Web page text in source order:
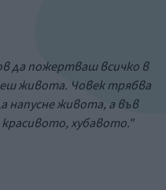
да пожертваш всичко в
живота. Човек трябва
напусне живота, а във
хубавото."